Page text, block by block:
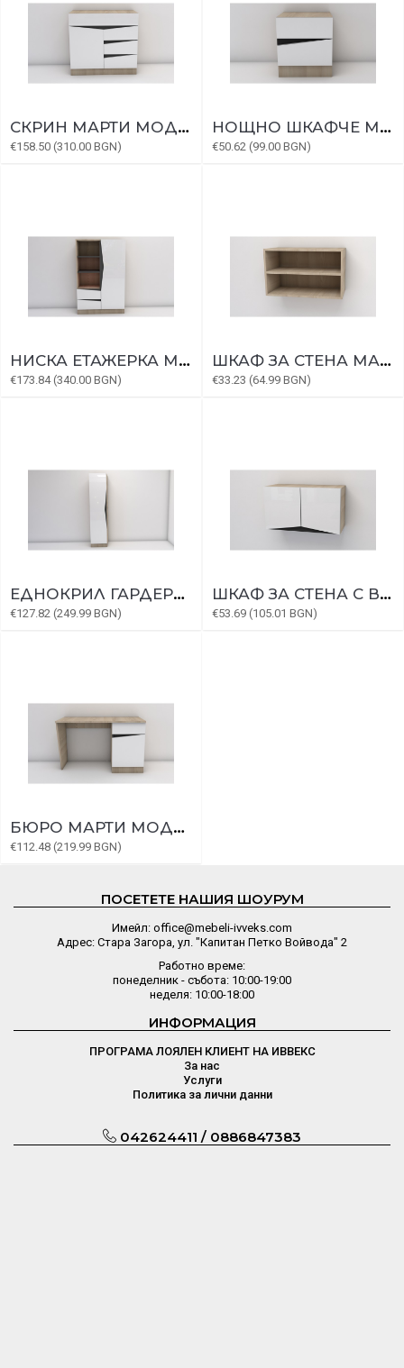
СКРИН МАРТИ МОДУЛ 5
€158.50 (310.00 BGN)
НОЩНО ШКАФЧЕ МАРТИ МОДУЛ 17
€50.62 (99.00 BGN)
НИСКА ЕТАЖЕРКА МАРТИ МОДУЛ 4
€173.84 (340.00 BGN)
ШКАФ ЗА СТЕНА МАРТИ МОДУЛ 6
€33.23 (64.99 BGN)
ЕДНОКРИЛ ГАРДЕРОБ МАРТИ МОДУЛ 2
€127.82 (249.99 BGN)
ШКАФ ЗА СТЕНА С ВРАТИ МАРТИ МОДУЛ 7
€53.69 (105.01 BGN)
БЮРО МАРТИ МОДУЛ 9
€112.48 (219.99 BGN)
ПОСЕТЕТЕ НАШИЯ ШОУРУМ
Имейл: office@mebeli-ivveks.com
Адрес: Стара Загора, ул. "Капитан Петко Войвода" 2
Работно време:
понеделник - събота: 10:00-19:00
неделя: 10:00-18:00
ИНФОРМАЦИЯ
ПРОГРАМА ЛОЯЛЕН КЛИЕНТ НА ИВВЕКС
За нас
Услуги
Политика за лични данни
042624411 / 0886847383